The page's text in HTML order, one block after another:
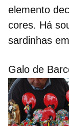
elemento
cores. Há
sardinhas
Galo de